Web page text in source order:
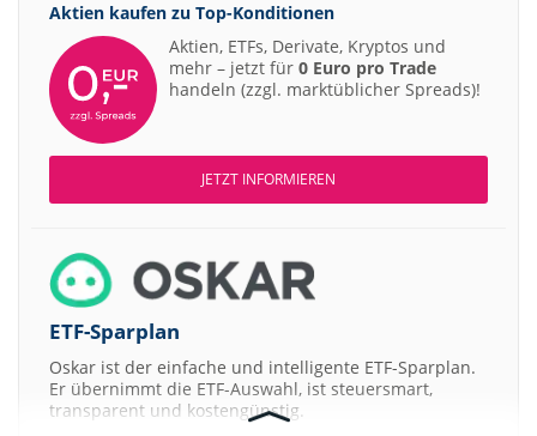
Aktien kaufen zu Top-Konditionen
Aktien, ETFs, Derivate, Kryptos und
mehr – jetzt für 0 Euro pro Trade
handeln (zzgl. marktüblicher Spreads)!
JETZT INFORMIEREN
ETF-Sparplan
Oskar ist der einfache und intelligente ETF-Sparplan.
Er übernimmt die ETF-Auswahl, ist steuersmart,
transparent und kostengünstig.